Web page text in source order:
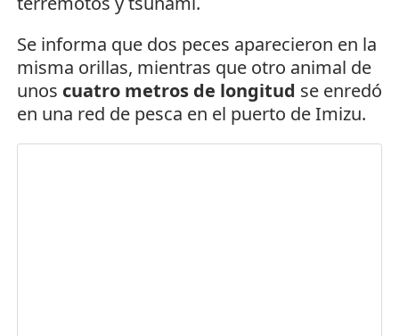
Se informa que dos peces aparecieron en la
misma orillas, mientras que otro animal de
unos cuatro metros de longitud se enredó
en una red de pesca en el puerto de Imizu.